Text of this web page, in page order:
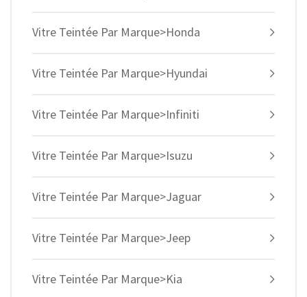
Vitre Teintée Par Marque>Honda
Vitre Teintée Par Marque>Hyundai
Vitre Teintée Par Marque>Infiniti
Vitre Teintée Par Marque>Isuzu
Vitre Teintée Par Marque>Jaguar
Vitre Teintée Par Marque>Jeep
Vitre Teintée Par Marque>Kia